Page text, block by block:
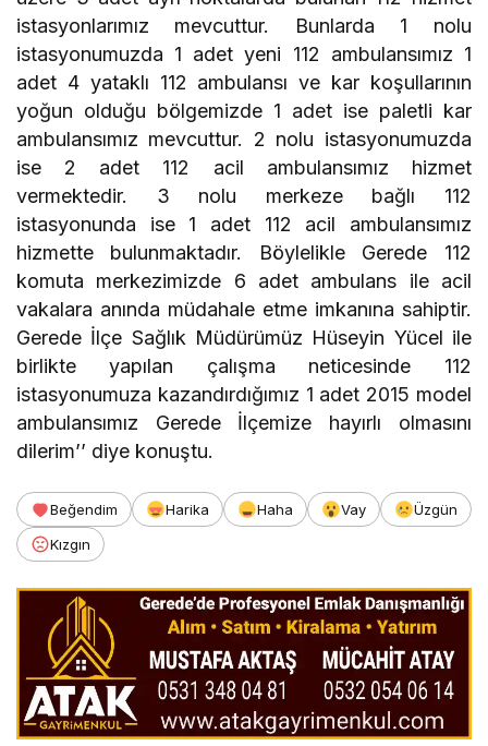
istasyonlarımız mevcuttur. Bunlarda 1 nolu
istasyonumuzda 1 adet yeni 112 ambulansımız 1
adet 4 yataklı 112 ambulansı ve kar koşullarının
yoğun olduğu bölgemizde 1 adet ise paletli kar
ambulansımız mevcuttur. 2 nolu istasyonumuzda
ise 2 adet 112 acil ambulansımız hizmet
vermektedir. 3 nolu merkeze bağlı 112
istasyonunda ise 1 adet 112 acil ambulansımız
hizmette bulunmaktadır. Böylelikle Gerede 112
komuta merkezimizde 6 adet ambulans ile acil
vakalara anında müdahale etme imkanına sahiptir.
Gerede İlçe Sağlık Müdürümüz Hüseyin Yücel ile
birlikte yapılan çalışma neticesinde 112
istasyonumuza kazandırdığımız 1 adet 2015 model
ambulansımız Gerede İlçemize hayırlı olmasını
dilerim’’ diye konuştu.
Beğendim Harika Haha Vay
Üzgün
Kızgın